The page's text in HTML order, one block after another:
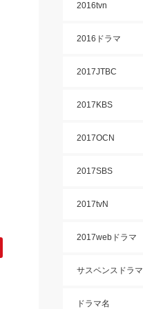
2016tvn
2016ドラマ
2017JTBC
2017KBS
2017OCN
2017SBS
2017tvN
2017webドラマ
サスペンスドラマ
ドラマ名